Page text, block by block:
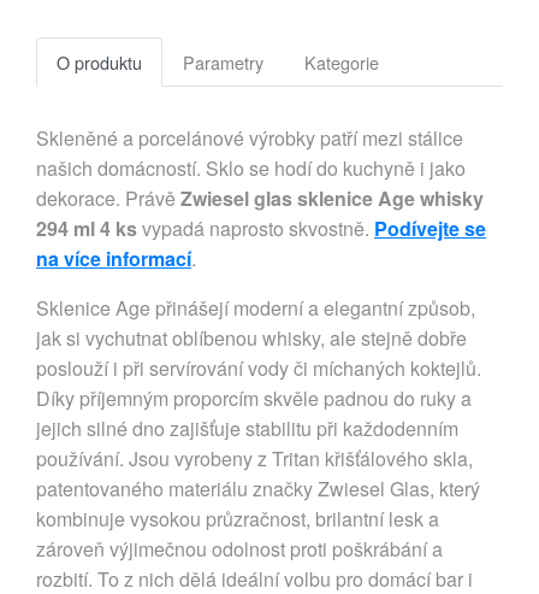
O produktu Parametry Kategorie
Skleněné a porcelánové výrobky patří mezi stálice
našich domácností. Sklo se hodí do kuchyně i jako
dekorace. Právě Zwiesel glas sklenice Age whisky
294 ml 4 ksvypadá naprosto skvostně. Podívejte se
na více informací.
Sklenice Age přinášejí moderní a elegantní způsob,
jak si vychutnat oblíbenou whisky, ale stejně dobře
poslouží i při servírování vody či míchaných koktejlů.
Díky příjemným proporcím skvěle padnou do ruky a
jejich silné dno zajišťuje stabilitu při každodenním
používání. Jsou vyrobeny z Tritan křišťálového skla,
patentovaného materiálu značky Zwiesel Glas, který
kombinuje vysokou průzračnost, brilantní lesk a
zároveň výjimečnou odolnost proti poškrábání a
rozbití. To z nich dělá ideální volbu pro domácí bar i